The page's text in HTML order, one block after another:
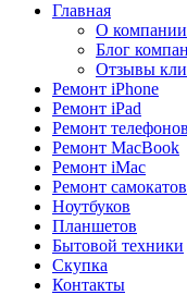
Главная
О компании
Блог
Отзывы
Ремонт iPhone
Ремонт iPad
Ремонт телефонов
Ремонт MacBook
Ремонт iMac
Ремонт самокатов
Ноутбуков
Планшетов
Бытовой техники
Скупка
Контакты